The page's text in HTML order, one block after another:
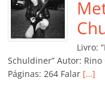
o
o
k
Livro:
Schuldiner” Autor: Rino
Páginas: 264 Falar […]